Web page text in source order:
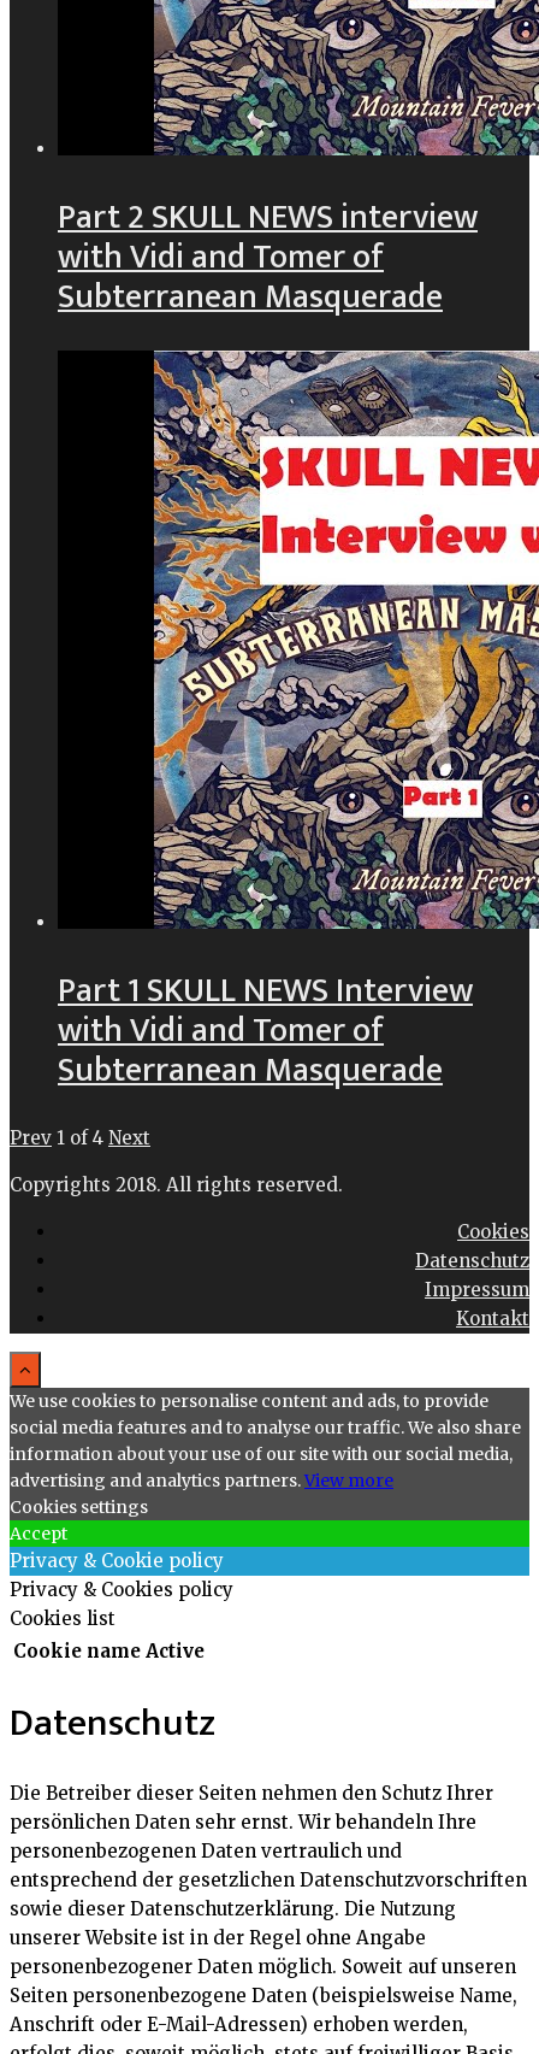
Part 2 SKULL NEWS interview
with Vidi and Tomer of
Subterranean Masquerade
Part 1 SKULL NEWS Interview
with Vidi and Tomer of
Subterranean Masquerade
Prev 1 of 4 Next
Copyrights 2018. All rights reserved.
Cookies
Datenschutz
Impressum
Kontakt
We use cookies to personalise content and ads, to provide
social media features and to analyse our traffic. We also share
information about your use of our site with our social media,
advertising and analytics partners.View more
Cookies settings
Accept
Privacy & Cookie policy
Privacy & Cookies policy
Cookies list
Cookie name Active
Datenschutz
Die Betreiber dieser Seiten nehmen den Schutz Ihrer
persönlichen Daten sehr ernst. Wir behandeln Ihre
personenbezogenen Daten vertraulich und
entsprechend der gesetzlichen Datenschutzvorschriften
sowie dieser Datenschutzerklärung. Die Nutzung
unserer Website ist in der Regel ohne Angabe
personenbezogener Daten möglich. Soweit auf unseren
Seiten personenbezogene Daten (beispielsweise Name,
Anschrift oder E-Mail-Adressen) erhoben werden,